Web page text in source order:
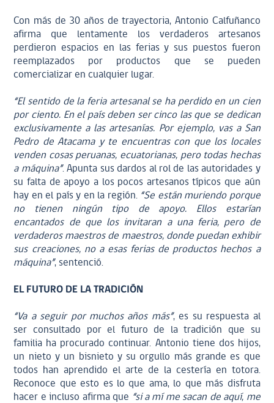
Con más de 30 años de trayectoria, Antonio Calfuñanco
afirma que lentamente los verdaderos artesanos
perdieron espacios en las ferias y sus puestos fueron
reemplazados por productos que se pueden
comercializar en cualquier lugar.
“El sentido de la feria artesanal se ha perdido en un cien
por ciento. En el país deben ser cinco las que se dedican
exclusivamente a las artesanías. Por ejemplo, vas a San
Pedro de Atacama y te encuentras con que los locales
venden cosas peruanas, ecuatorianas, pero todas hechas
a máquina”. Apunta sus dardos al rol de las autoridades y
su falta de apoyo a los pocos artesanos típicos que aún
hay en el país y en la región. “Se están muriendo porque
no tienen ningún tipo de apoyo. Ellos estarían
encantados de que los invitaran a una feria, pero de
verdaderos maestros de maestros, donde puedan exhibir
sus creaciones, no a esas ferias de productos hechos a
máquina”, sentenció.
EL FUTURO DE LA TRADICIÓN
“Va a seguir por muchos años más”, es su respuesta al
ser consultado por el futuro de la tradición que su
familia ha procurado continuar. Antonio tiene dos hijos,
un nieto y un bisnieto y su orgullo más grande es que
todos han aprendido el arte de la cestería en totora.
Reconoce que esto es lo que ama, lo que más disfruta
hacer e incluso afirma que “si a mí me sacan de aquí, me